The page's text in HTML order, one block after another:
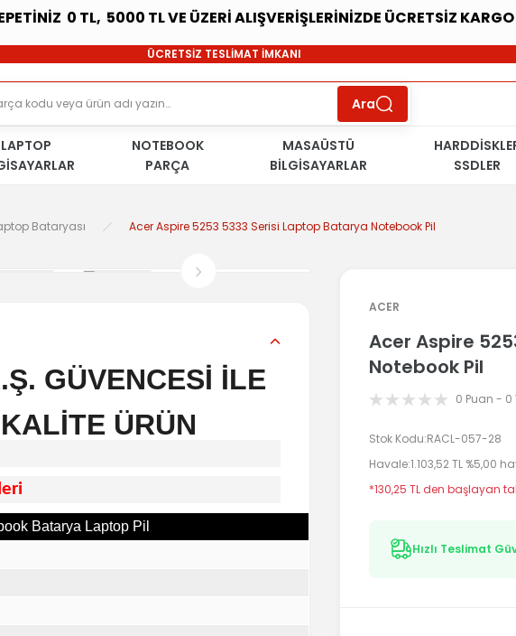
0 TL, 5000 TL VE ÜZERİ ALIŞVERİŞLERİNİZDE ÜCRETSİZ
ÜCRETSİZ TESLİMAT İMKANI
ÜCRETSİZ TESLİMAT İMKANI
KOŞULSUZ İADE HAKKI
SÜRDÜRÜLEBİLİR ÜRÜNLER
Ara
LAPTOP
NOTEBOOK
PARÇA
MASAÜSTÜ
BİLGİSAYARLAR
SSDLER
Bataryası Acer Aspire 5253 5333 Serisi Laptop Batarya Notebook Pil
GÜVENCESİ İLE
ÜRÜN
Batarya Laptop Pil
ACER
Acer Aspire
Notebook Pil
0 Puan - 0
Stok Kodu RACL-057-28
Havale1.103,52 TL %5,00
*130,25 TL den başlayan
Hızlı Teslimat